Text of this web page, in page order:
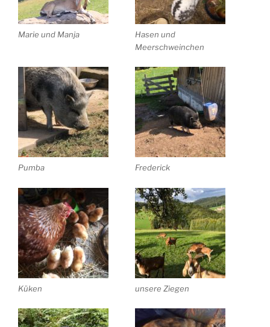
Marie und Manja
Hasen und
Meerschweinchen
Pumba Frederick
Küken unsere Ziegen